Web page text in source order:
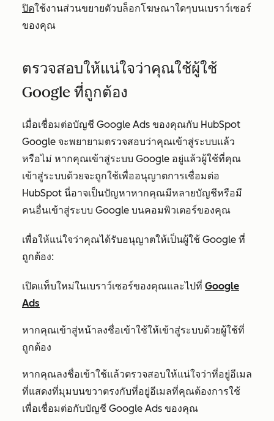
ปิดใช้งานส่วนขยายตัวบล็อกโฆษณาใดๆบนเบราว์เซอร์
ของคุณ
ตรวจสอบให้แน่ใจว่าคุณใช้ผู้ใช้
Google ที่ถูกต้อง
เมื่อเชื่อมต่อบัญชี Google Ads ของคุณกับ HubSpot
Google จะพยายามตรวจสอบว่าคุณเข้าสู่ระบบแล้ว
หรือไม่ หากคุณเข้าสู่ระบบ Google อยู่แล้วผู้ใช้ที่คุณ
เข้าสู่ระบบด้วยจะถูกใช้เพื่ออนุญาตการเชื่อมต่อ
HubSpot นี่อาจเป็นปัญหาหากคุณมีหลายบัญชีหรือมี
คนอื่นเข้าสู่ระบบ Google บนคอมพิวเตอร์ของคุณ
เพื่อให้แน่ใจว่าคุณได้รับอนุญาตให้เป็นผู้ใช้ Google ที่
ถูกต้อง:
เปิดแท็บใหม่ในเบราว์เซอร์ของคุณและไปที่ Google
Ads
หากคุณเข้าสู่หน้าลงชื่อเข้าใช้ให้เข้าสู่ระบบด้วยผู้ใช้ที่
ถูกต้อง
หากคุณลงชื่อเข้าใช้แล้วตรวจสอบให้แน่ใจว่าที่อยู่อีเมล
ที่แสดงที่มุมบนขวาตรงกับที่อยู่อีเมลที่คุณต้องการใช้
เพื่อเชื่อมต่อกับบัญชี Google Ads ของคุณ